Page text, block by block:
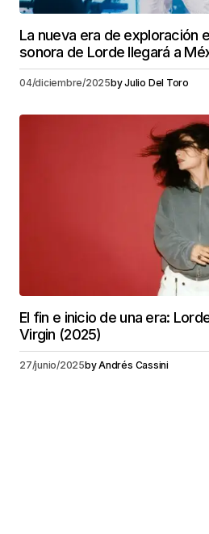
La nueva era de exploración
sonora de Lorde llegará a
04/diciembre/2025byJulio Del Toro
El fin e inicio de una era:
Virgin (2025)
27/junio/2025byAndrés Cassini